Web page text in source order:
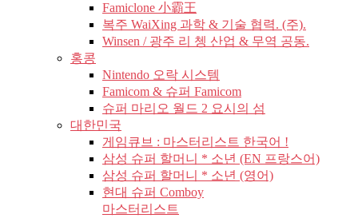
Famiclone 小霸王
복주 WaiXing 과학 & 기술 협력. (주).
Winsen / 광주 리 쳉 산업 & 무역 공동.
홍콩
Nintendo 오락 시스템
Famicom & 슈퍼 Famicom
슈퍼 마리오 월드 2 요시의 섬
대한민국
게임큐브 : 마스터리스트 한국어 !
삼성 슈퍼 할머니 * 소년 (EN 프랑스어)
삼성 슈퍼 할머니 * 소년 (영어)
현대 슈퍼 Comboy
마스터리스트